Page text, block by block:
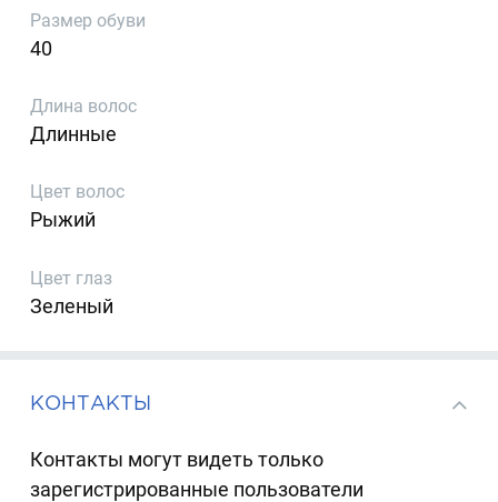
Размер обуви
40
Длина волос
Длинные
Цвет волос
Рыжий
Цвет глаз
Зеленый
КОНТАКТЫ
Контакты могут видеть только
зарегистрированные пользователи